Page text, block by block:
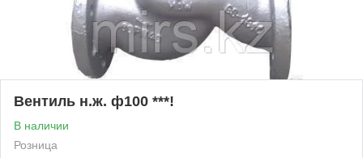
Вентиль н.ж. ф100 ***!
В наличии
Розница